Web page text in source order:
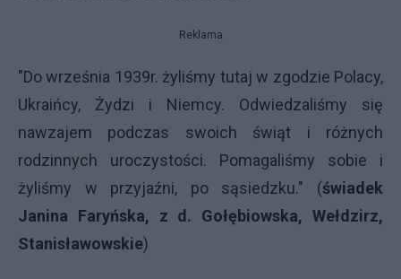
Reklama
"Do września 1939r. żyliśmy tutaj w zgodzie Polacy,
Ukraińcy, Żydzi i Niemcy. Odwiedzaliśmy się
nawzajem podczas swoich świąt i różnych
rodzinnych uroczystości. Pomagaliśmy sobie i
żyliśmy w przyjaźni, po sąsiedzku." (świadek
Janina Faryńska, z d. Gołębiowska, Wełdzirz,
Stanisławowskie)